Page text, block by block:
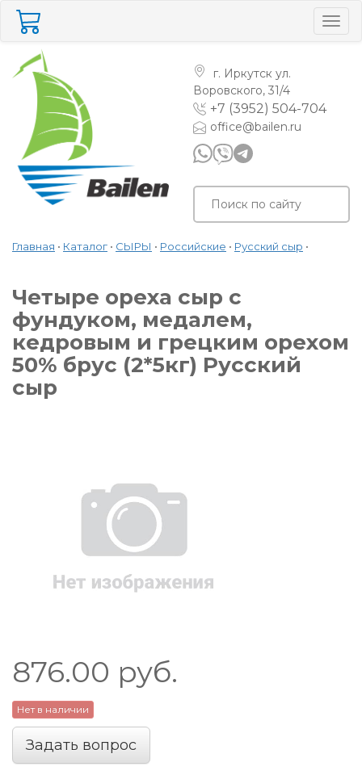
г. Иркутск ул.
Воровского, 31/4
+7 (3952) 504-704
office@bailen.ru
Главная • Каталог • СЫРЫ • Российские • Русский сыр •
Четыре ореха сыр с
фундуком, медалем,
кедровым и грецким орехом
50% брус (2*5кг) Русский
сыр
876.00 руб.
Нет в наличии
Задать вопрос